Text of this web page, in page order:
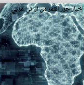
اخبار جزر القمر من ار تي عربي